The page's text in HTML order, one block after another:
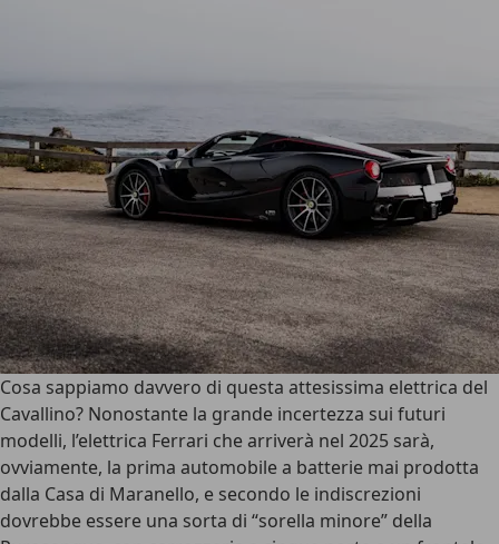
Cosa sappiamo davvero di questa attesissima elettrica del
Cavallino? Nonostante la grande incertezza sui futuri
modelli, l’elettrica Ferrari che arriverà nel 2025 sarà,
ovviamente, la prima automobile a batterie mai prodotta
dalla Casa di Maranello, e secondo le indiscrezioni
dovrebbe essere una sorta di “sorella minore” della